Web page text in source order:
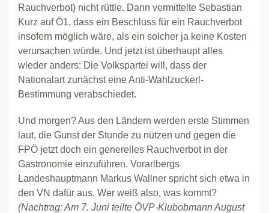
Rauchverbot) nicht rüttle. Dann vermittelte Sebastian
Kurz auf Ö1, dass ein Beschluss für ein Rauchverbot
insofern möglich wäre, als ein solcher ja keine Kosten
verursachen würde. Und jetzt ist überhaupt alles
wieder anders: Die Volkspartei will, dass der
Nationalart zunächst eine Anti-Wahlzuckerl-
Bestimmung verabschiedet.
Und morgen? Aus den Ländern werden erste Stimmen
laut, die Gunst der Stunde zu nützen und gegen die
FPÖ jetzt doch ein generelles Rauchverbot in der
Gastronomie einzuführen. Vorarlbergs
Landeshauptmann Markus Wallner spricht sich etwa in
den VN dafür aus. Wer weiß also, was kommt?
(Nachtrag: Am 7. Juni teilte ÖVP-Klubobmann August